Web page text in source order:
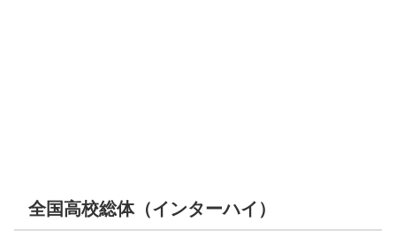
全国高校総体（インターハイ）